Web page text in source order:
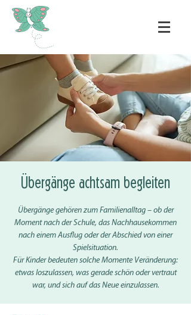
Übergänge achtsam begleiten
Übergänge gehören zum Familienalltag – ob der
Moment nach der Schule, das Nachhausekommen
nach einem Ausflug oder der Abschied von einer
Spielsituation.
Für Kinder bedeuten solche Momente Veränderung:
etwas loszulassen, was gerade schön oder vertraut
war, und sich auf das Neue einzulassen.